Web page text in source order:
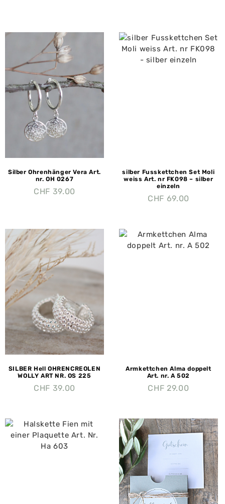
Silber Ohrenhänger Vera Art.
nr. OH 0267
CHF 39.00
silber Fusskettchen Set Moli
weiss Art. nr FK098 – silber
einzeln
CHF 69.00
SILBER Hell OHRENCREOLEN
WOLLY ART NR. OS 225
CHF 39.00
Armkettchen Alma doppelt
Art. nr. A 502
CHF 29.00